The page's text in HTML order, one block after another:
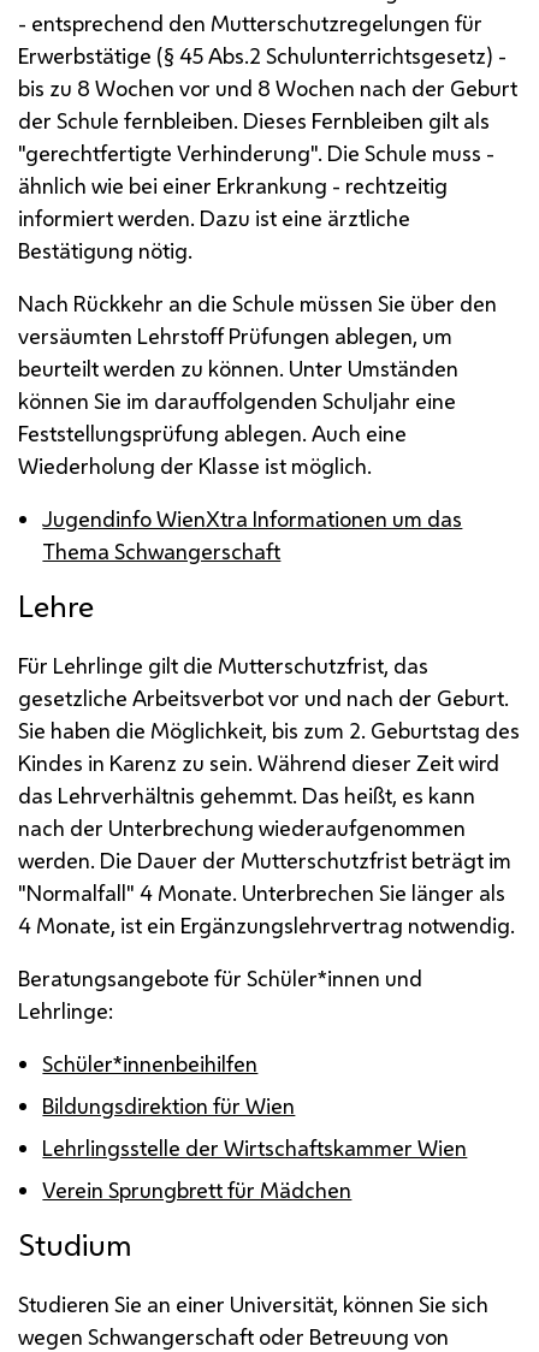
- entsprechend den Mutterschutzregelungen für
Erwerbstätige (§ 45 Abs.2 Schulunterrichtsgesetz) -
bis zu 8 Wochen vor und 8 Wochen nach der Geburt
der Schule fernbleiben. Dieses Fernbleiben gilt als
"gerechtfertigte Verhinderung". Die Schule muss -
ähnlich wie bei einer Erkrankung - rechtzeitig
informiert werden. Dazu ist eine ärztliche
Bestätigung nötig.
Nach Rückkehr an die Schule müssen Sie über den
versäumten Lehrstoff Prüfungen ablegen, um
beurteilt werden zu können. Unter Umständen
können Sie im darauffolgenden Schuljahr eine
Feststellungsprüfung ablegen. Auch eine
Wiederholung der Klasse ist möglich.
Jugendinfo WienXtra Informationen um das
Thema Schwangerschaft
Lehre
Für Lehrlinge gilt die Mutterschutzfrist, das
gesetzliche Arbeitsverbot vor und nach der Geburt.
Sie haben die Möglichkeit, bis zum 2. Geburtstag des
Kindes in Karenz zu sein. Während dieser Zeit wird
das Lehrverhältnis gehemmt. Das heißt, es kann
nach der Unterbrechung wiederaufgenommen
werden. Die Dauer der Mutterschutzfrist beträgt im
"Normalfall" 4 Monate. Unterbrechen Sie länger als
4 Monate, ist ein Ergänzungslehrvertrag notwendig.
Beratungsangebote für Schüler*innen und
Lehrlinge:
Schüler*innenbeihilfen
Bildungsdirektion für Wien
Lehrlingsstelle der Wirtschaftskammer Wien
Verein Sprungbrett für Mädchen
Studium
Studieren Sie an einer Universität, können Sie sich
wegen Schwangerschaft oder Betreuung von